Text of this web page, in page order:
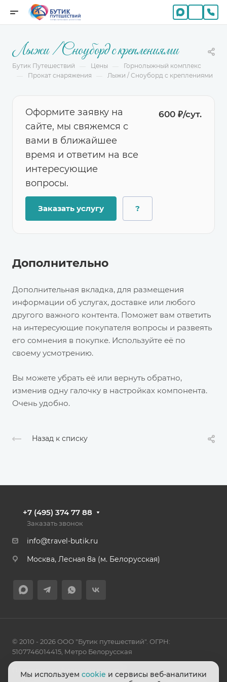
Лыжи / Сноуборд с креплениями
Бутик Путешествий Цены
Горнолыжный комплекс
Прокат снаряжения Лыжи / Сноуборд с креплениями
Оформите заявку на
сайте, мы свяжемся с
вами в ближайшее
время и ответим на все
интересующие
вопросы.
600 ₽/сут.
Заказать услугу ?
Дополнительно
Дополнительная вкладка, для размещения
информации об услугах, доставке или любого
другого важного контента. Поможет вам ответить
на интересующие покупателя вопросы и развеять
его сомнения в покупке. Используйте её по
своему усмотрению.
Вы можете убрать её или вернуть обратно,
изменив одну галочку в настройках компонента.
Очень удобно.
Назад к списку
+7 (495) 374 77 88
Заказать звонок
info@travel-butik.ru
Москва, Лесная 8а (м. Белорусская)
© 2010 - 2026 ООО "Бутик путешествий". ОГРН:
5107746014415, Метро Белорусская
Политика конфиденциальности
Мы используем cookie и сервисы веб-аналитики